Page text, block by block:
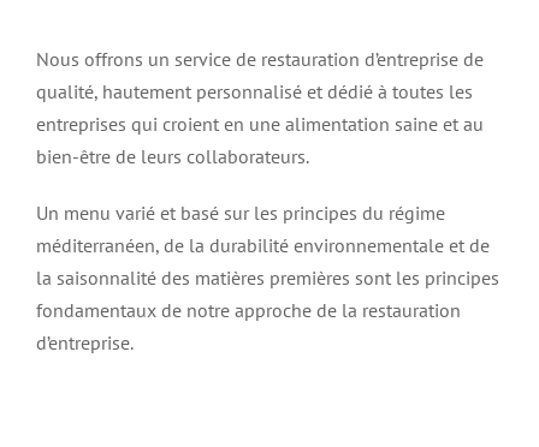
Nous offrons un service de restauration d’entreprise de
qualité, hautement personnalisé et dédié à toutes les
entreprises qui croient en une alimentation saine et au
bien-être de leurs collaborateurs.
Un menu varié et basé sur les principes du régime
méditerranéen, de la durabilité environnementale et de
la saisonnalité des matières premières sont les principes
fondamentaux de notre approche de la restauration
d’entreprise.